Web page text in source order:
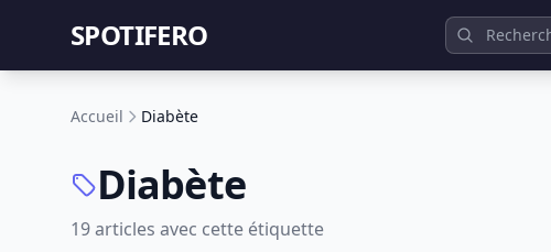
SPOTIFERO
Accueil Diabète
Diabète
19 articles avec cette étiquette